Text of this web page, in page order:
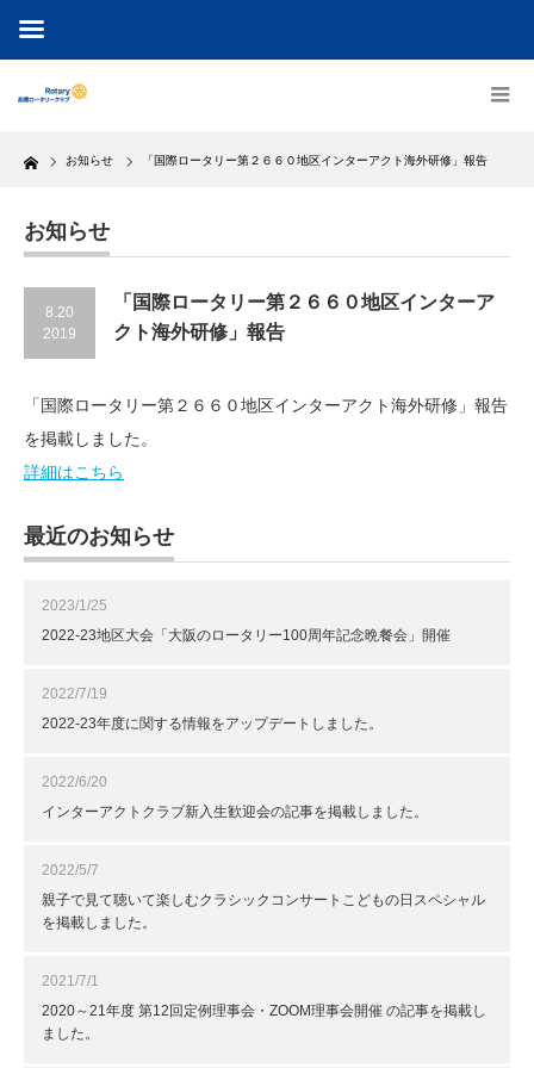
Home お知らせ 「国際ロータリー第２６６０地区インターアクト海外研修」報告
お知らせ
8.20
2019
「国際ロータリー第２６６０地区インターア
クト海外研修」報告
「国際ロータリー第２６６０地区インターアクト海外研修」報告
を掲載しました。
詳細はこちら
最近のお知らせ
2023/1/25
2022-23地区大会「大阪のロータリー100周年記念晩餐会」開催
2022/7/19
2022-23年度に関する情報をアップデートしました。
2022/6/20
インターアクトクラブ新入生歓迎会の記事を掲載しました。
2022/5/7
親子で見て聴いて楽しむクラシックコンサートこどもの日スペシャル
を掲載しました。
2021/7/1
2020～21年度 第12回定例理事会・ZOOM理事会開催 の記事を掲載し
ました。